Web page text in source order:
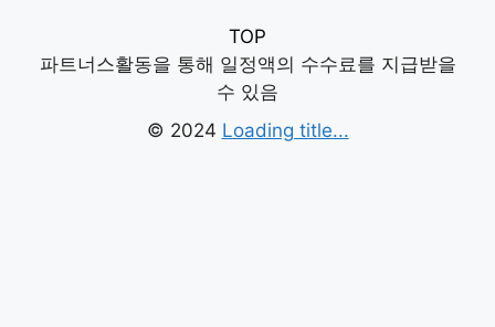
TOP
파트너스활동을 통해 일정액의 수수료를 지급받을
수 있음
© 2024 Loading title...